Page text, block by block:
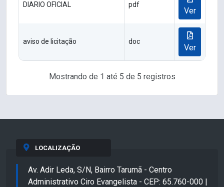
DIARIO OFICIAL pdf
Ver
aviso de licitação doc
Ver
Mostrando de 1 até 5 de 5 registros
LOCALIZAÇÃO
Av. Adir Leda, S/N, Bairro Tarumã - Centro
Administrativo Ciro Evangelista - CEP: 65.760-000 |